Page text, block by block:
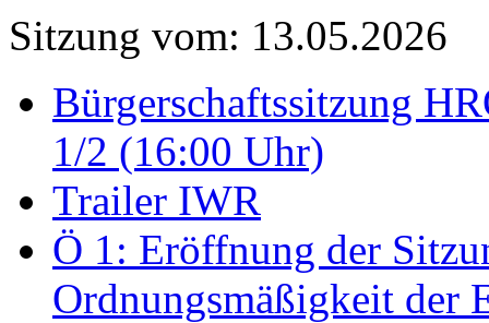
Sitzung vom: 13.05.2026
Bürgerschaftssitzung
1/2 (16:00 Uhr)
Trailer IWR
Ö 1: Eröffnung der
Ordnungsmäßigkeit der